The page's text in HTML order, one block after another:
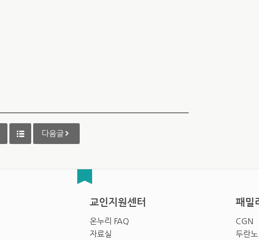
다음글
교인지원센터
온누리 FAQ
자료실
패밀
CGN
두란노